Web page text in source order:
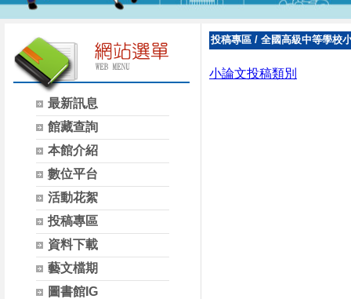
最新訊息
館藏查詢
本館介紹
數位平台
活動花絮
投稿專區
資料下載
藝文檔期
圖書館IG
投稿專區 / 全國高級中等學校
小論文投稿類別